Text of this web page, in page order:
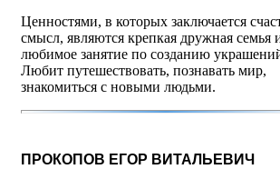
Ценностями, в которых заключается
смысл, являются крепкая дружная семья
любимое занятие по созданию
Любит путешествовать, познавать мир,
знакомиться с новыми людьми.
ПРОКОПОВ ЕГОР ВИТАЛЬЕВИЧ